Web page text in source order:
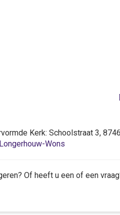
Kerk: Schoolstraat 3,
Wons
Of heeft u een of een